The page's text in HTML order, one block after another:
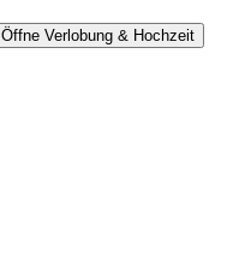
Öffne Verlobung & Hochzeit